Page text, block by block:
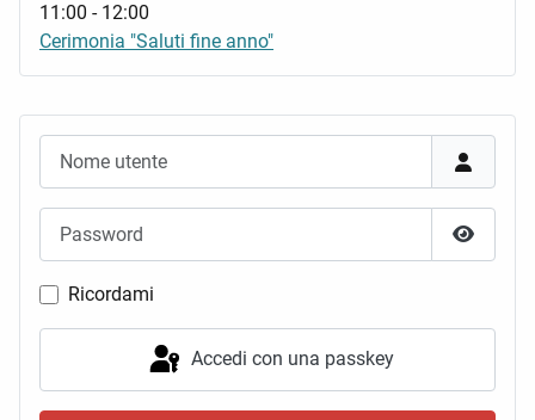
Mostra
Ricordami
Accedi con una passkey
11:00 - 12:00
Cerimonia "Saluti fine anno"